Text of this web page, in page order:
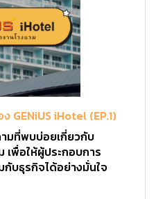
GENiUS iHotel (EP.1)
มที่พบบ่อยเกี่ยวกับ
เพื่อให้ผู้ประกอบการ
กับธุรกิจได้อย่างมั่นใจ